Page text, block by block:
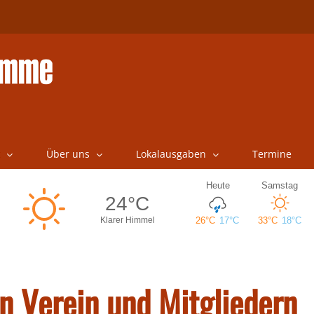
Über uns Lokalausgaben Termine
Verein und Mitgliedern